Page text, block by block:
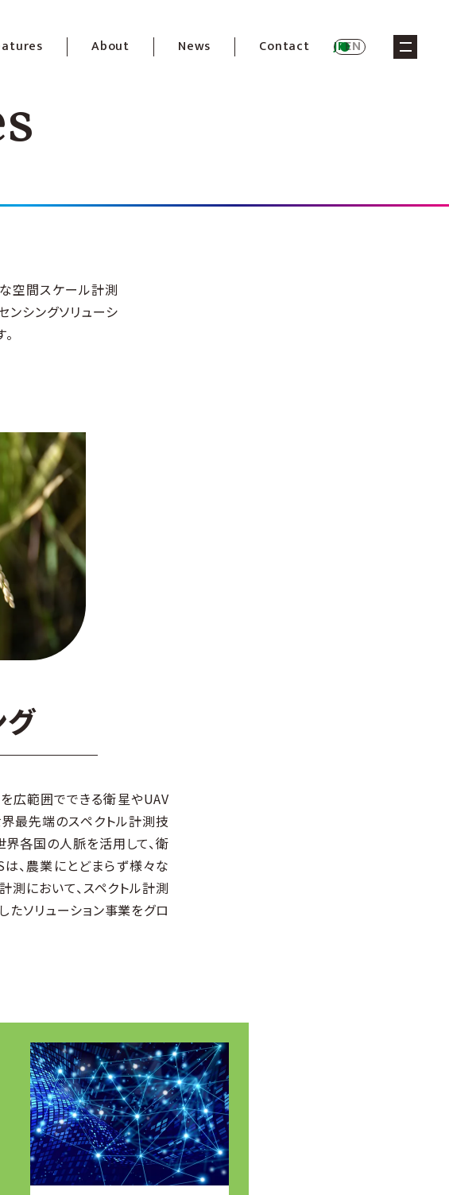
About News Contact JPEN メニュー
空間スケール計測
シングソリューシ
グ
広範囲でできる衛星やUAV
最先端のスペクトル計測技
界各国の⼈脈を活⽤して、衛
は、農業にとどまらず様々な
測において、スペクトル計測
ソリューション事業をグロ